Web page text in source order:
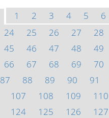
1 2 3 4 5 6
24 25 26 27 28
45 46 47 48 49
66 67 68 69 70
87 88 89 90 91
107 108 109 110
124 125 126 127